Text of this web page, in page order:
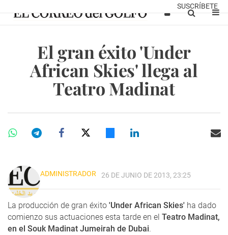
SUSCRÍBETE
El gran éxito 'Under
African Skies' llega al
Teatro Madinat
ADMINISTRADOR 26 DE JUNIO DE 2013, 23:25
La producción de gran éxito 'Under African Skies' ha dado
comienzo sus actuaciones esta tarde en el Teatro Madinat,
en el Souk Madinat Jumeirah de Dubai.